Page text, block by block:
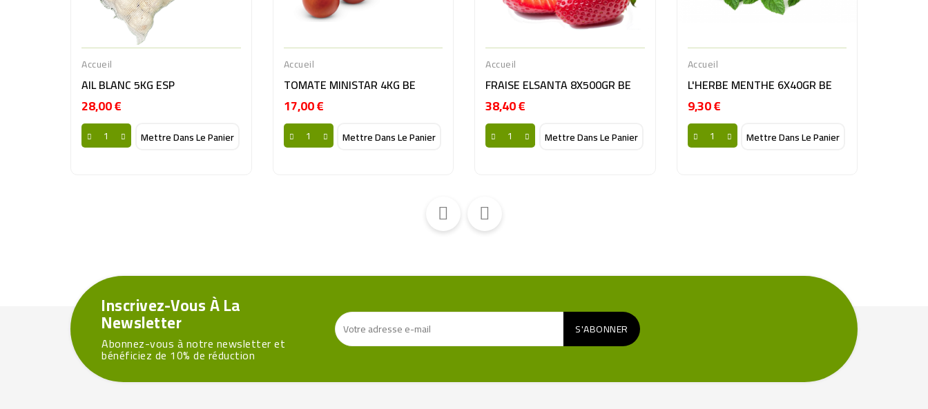
Accueil
AIL BLANC 5KG ESP
28,00 €
Mettre Dans Le Panier
Accueil
TOMATE MINISTAR 4KG BE
17,00 €Prix
Mettre Dans Le Panier
Accueil
FRAISE ELSANTA 8X500GR BE
38,40 €
Mettre Dans Le Panier
Accueil
L'HERBE MENTHE 6X40GR BE
9,30 €Prix
Mettre Dans Le Panier
Inscrivez-Vous À La
Newsletter
Abonnez-vous à notre newsletter et
bénéficiez de 10% de réduction